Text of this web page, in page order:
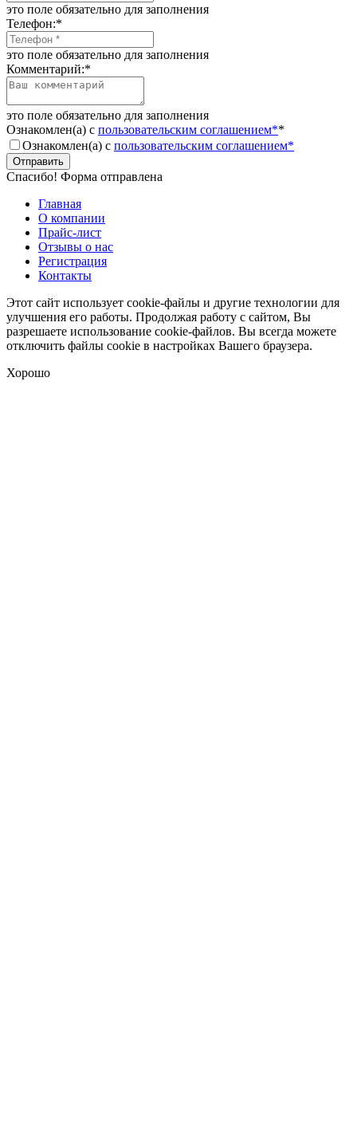
это поле обязательно для заполнения
Телефон:*
это поле обязательно для заполнения
Комментарий:*
это поле обязательно для заполнения
Ознакомлен(а) с пользовательским соглашением**
Ознакомлен(а) с пользовательским соглашением*
Отправить
Спасибо! Форма отправлена
Главная
О компании
Прайс-лист
Отзывы о нас
Регистрация
Контакты
Этот сайт использует cookie-файлы и другие технологии для
улучшения его работы. Продолжая работу с сайтом, Вы
разрешаете использование cookie-файлов. Вы всегда можете
отключить файлы cookie в настройках Вашего браузера.
Хорошо